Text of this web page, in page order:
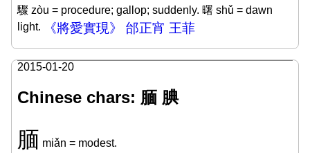
驟 zòu = procedure; gallop; suddenly. 曙 shǔ = dawn
light.
《將愛實現》 邰正宵 王菲
2015-01-20
Chinese chars: 腼 腆
腼 miǎn = modest.